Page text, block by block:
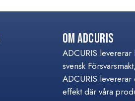
Om Adcuris
ADCURIS
svensk
ADCURIS
effekt där våra